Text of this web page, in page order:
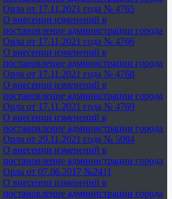
Орла от 17.11.2021 года № 4765
О внесении изменений в
постановление администрации города
Орла от 17.11.2021 года № 4766
О внесении изменений в
постановление администрации города
Орла от 17.11.2021 года № 4768
О внесении изменений в
постановление администрации города
Орла от 17.11.2021 года № 4769
О внесении изменений в
постановление администрации города
Орла от 29.11.2021 года № 5084
О внесении изменений в
постановление администрации города
Орла от 07.06.2017 №2411
О внесении изменений в
постановление администрации города